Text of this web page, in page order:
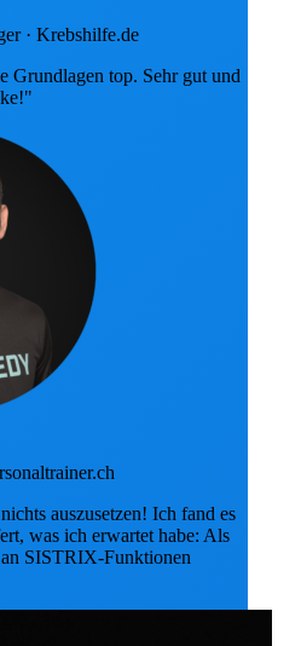
· Krebshilfe.de
Grundlagen top. Sehr gut und
auszusetzen! Ich fand es
was ich erwartet habe: Als
SISTRIX-Funktionen